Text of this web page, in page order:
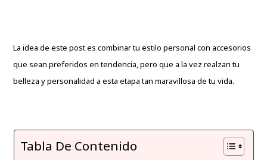
La idea de este post es combinar tu estilo personal con accesorios
que sean preferidos en tendencia, pero que a la vez realzan tu
belleza y personalidad a esta etapa tan maravillosa de tu vida.
Tabla De Contenido